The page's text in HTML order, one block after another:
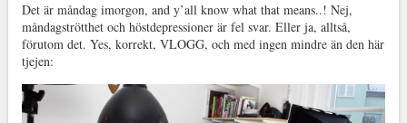
Det är måndag imorgon, and y’all know what that means..! Nej,
måndagströtthet och höstdepressioner är fel svar. Eller ja, alltså,
förutom det. Yes, korrekt, VLOGG, och med ingen mindre än den här
tjejen: